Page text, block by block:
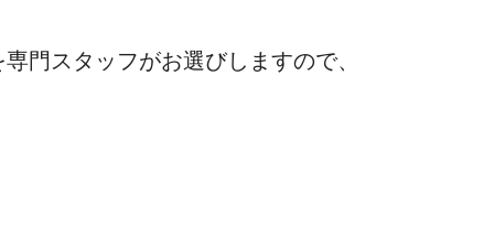
門スタッフがお選びしますので、